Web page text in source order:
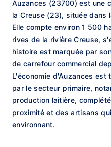
Auzances (23700) est une
la Creuse (23), située dans
Elle compte environ 1 500
rives de la rivière Creuse,
histoire est marquée par
de carrefour commercial
L'économie d'Auzances est
par le secteur primaire,
production laitière,
proximité et des artisans
environnant.